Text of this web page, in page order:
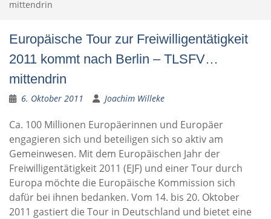
mittendrin
Europäische Tour zur Freiwilligentätigkeit
2011 kommt nach Berlin – TLSFV…
mittendrin
6. Oktober 2011 Joachim Willeke
Ca. 100 Millionen Europäerinnen und Europäer
engagieren sich und beteiligen sich so aktiv am
Gemeinwesen. Mit dem Europäischen Jahr der
Freiwilligentätigkeit 2011 (EJF) und einer Tour durch
Europa möchte die Europäische Kommission sich
dafür bei ihnen bedanken. Vom 14. bis 20. Oktober
2011 gastiert die Tour in Deutschland und bietet eine